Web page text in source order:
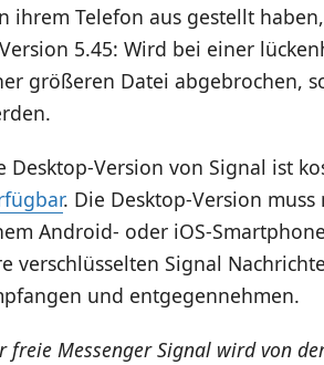
ihrem Telefon aus gestellt
5.45: Wird bei einer
größeren Datei abgebrochen,
Desktop-Version von Signal ist
. Die Desktop-Version
Android- oder iOS-
verschlüsselten Signal
und entgegennehmen.
freie Messenger Signal wird von